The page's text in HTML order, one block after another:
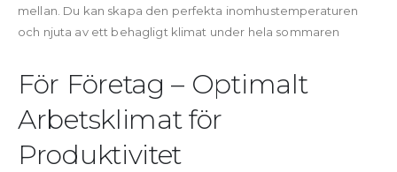
mellan. Du kan skapa den perfekta inomhustemperaturen
och njuta av ett behagligt klimat under hela sommaren
För Företag – Optimalt
Arbetsklimat för
Produktivitet